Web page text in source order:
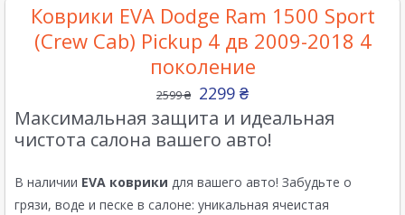
Коврики EVA Dodge Ram 1500 Sport
(Crew Cab) Pickup 4 дв 2009-2018 4
поколение
2599₴ 2299 ₴
Максимальная защита и идеальная
чистота салона вашего авто!
В наличии EVA коврики для вашего авто! Забудьте о
грязи, воде и песке в салоне: уникальная ячеистая